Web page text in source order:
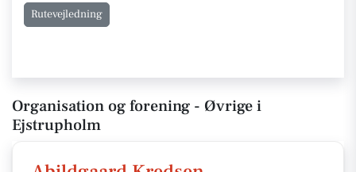
Rutevejledning
Organisation og forening - Øvrige i
Ejstrupholm